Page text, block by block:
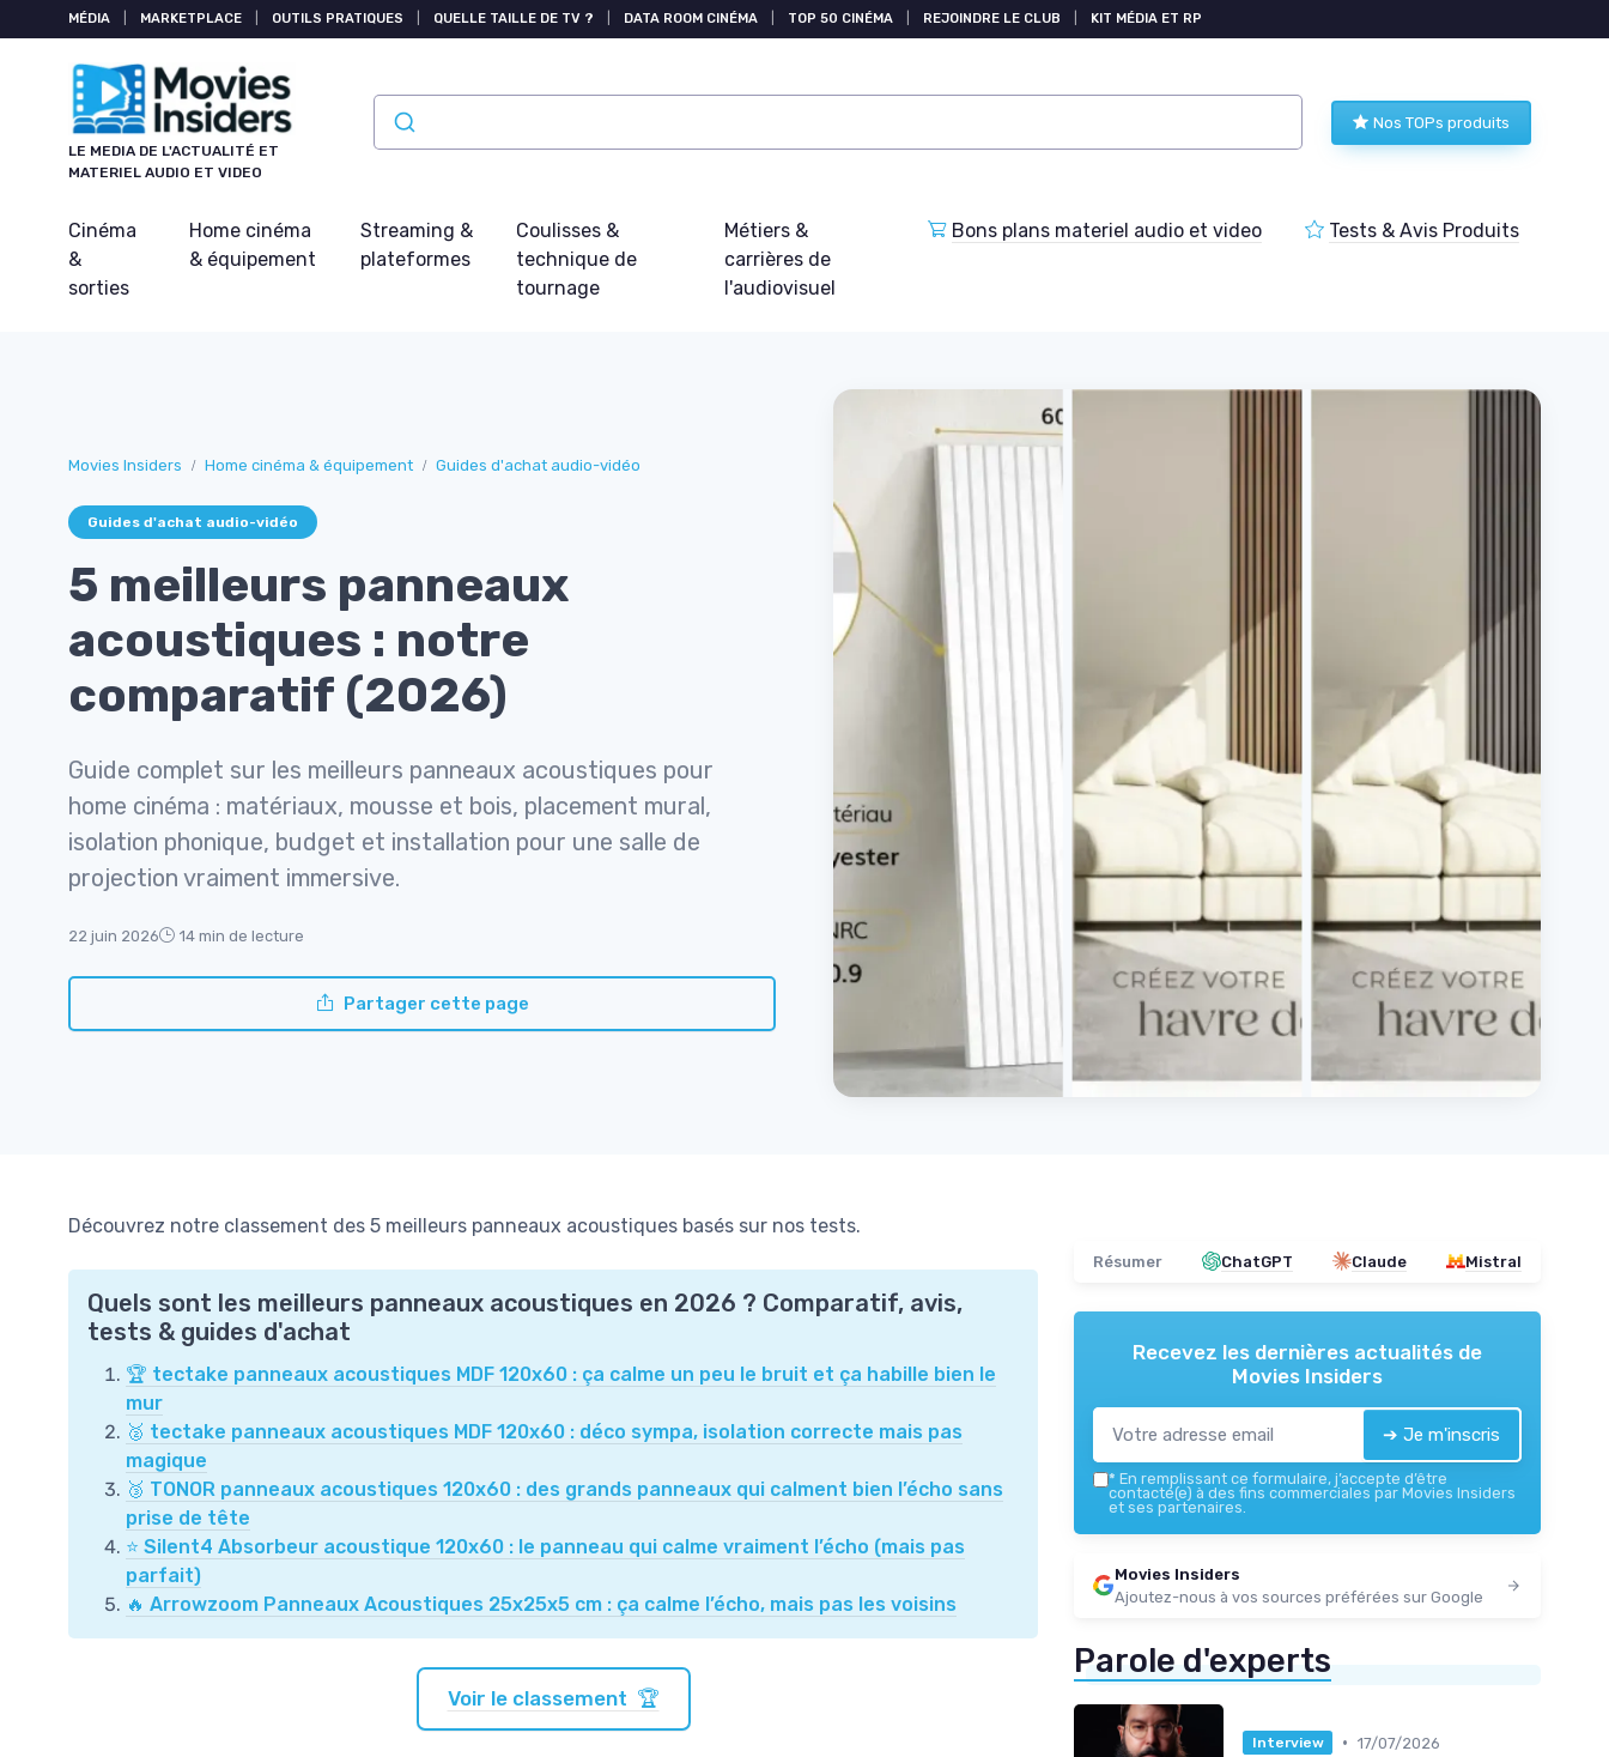
MÉDIA MARKETPLACE OUTILS PRATIQUES QUELLE TAILLE DE TV ? DATA ROOM CINÉMA TOP 50 CINÉMA REJOINDRE LE CLUB KIT MÉDIA ET RP
LE MEDIA DE L'ACTUALITÉ ET
MATERIEL AUDIO ET VIDEO
Nos TOPs produits
Cinéma
&
sorties
Home cinéma
& équipement
Streaming &
plateformes
Coulisses &
technique de
tournage
Métiers &
carrières de
l'audiovisuel
Bons plans materiel audio et video Tests & Avis Produits
Movies Insiders Home cinéma & équipement Guides d'achat audio-vidéo
Guides d'achat audio-vidéo
5 meilleurs panneaux
acoustiques : notre
comparatif (2026)
Guide complet sur les meilleurs panneaux acoustiques pour
home cinéma : matériaux, mousse et bois, placement mural,
isolation phonique, budget et installation pour une salle de
projection vraiment immersive.
22 juin 2026 14 min de lecture
Partager cette page
Découvrez notre classement des 5 meilleurs panneaux acoustiques basés sur nos tests.
Quels sont les meilleurs panneaux acoustiques en 2026 ? Comparatif, avis,
tests & guides d'achat
🏆 tectake panneaux acoustiques MDF 120x60 : ça calme un peu le bruit et ça habille bien le
mur
🥈 tectake panneaux acoustiques MDF 120x60 : déco sympa, isolation correcte mais pas
magique
🥉 TONOR panneaux acoustiques 120x60 : des grands panneaux qui calment bien l’écho sans
prise de tête
⭐ Silent4 Absorbeur acoustique 120x60 : le panneau qui calme vraiment l’écho (mais pas
parfait)
🔥 Arrowzoom Panneaux Acoustiques 25x25x5 cm : ça calme l’écho, mais pas les voisins
Voir le classement 🏆
Résumer ChatGPT Claude Mistral
Recevez les dernières actualités de
Movies Insiders
➔ Je m'inscris
* En remplissant ce formulaire, j’accepte d’être
contacté(e) à des fins commerciales par Movies Insiders
et ses partenaires.
Movies Insiders
Ajoutez-nous à vos sources préférées sur Google
Parole d'experts
Interview • 17/07/2026
Panneau de gestion des cookies